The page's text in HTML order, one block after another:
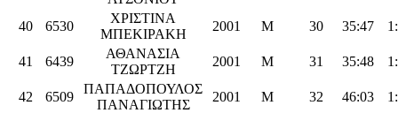
40
6530
ΧΡΙΣΤΙΝΑ
ΜΠΕΚΙΡΑΚΗ
2001 M 30 35:47
41 6439
ΑΘΑΝΑΣΙΑ
ΤΖΩΡΤΖΗ
2001 M 31 35:48
42 6509
ΠΑΠΑΔΟΠΟΥΛΟΣ
ΠΑΝΑΓΙΩΤΗΣ
2001 M 32 46:03